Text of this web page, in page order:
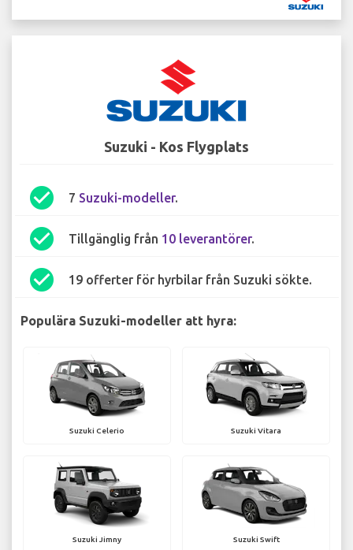
Suzuki - Kos Flygplats
check_circle 7 Suzuki-modeller.
check_circle Tillgänglig från 10 leverantörer.
check_circle 19 offerter för hyrbilar från Suzuki sökte.
Populära Suzuki-modeller att hyra:
Suzuki Celerio Suzuki Vitara
Suzuki Jimny Suzuki Swift